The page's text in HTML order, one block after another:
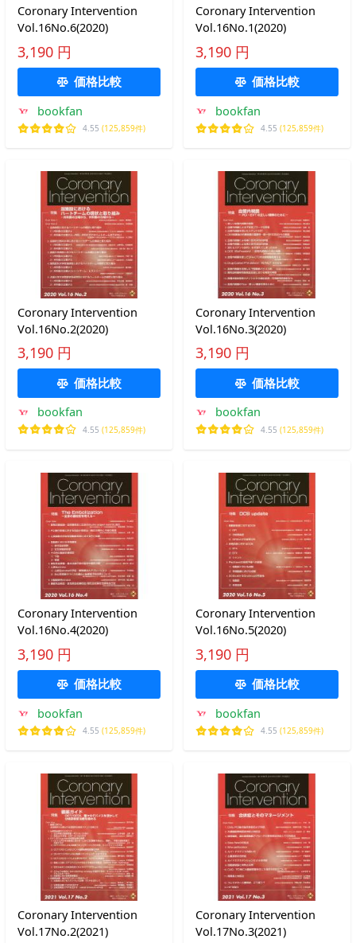
Coronary Intervention
Vol.16No.6(2020)
3,190 円
価格比較
bookfan
4.55 (125,859件)
Coronary Intervention
Vol.16No.1(2020)
3,190 円
価格比較
bookfan
4.55 (125,859件)
Coronary Intervention
Vol.16No.2(2020)
3,190 円
価格比較
bookfan
4.55 (125,859件)
Coronary Intervention
Vol.16No.3(2020)
3,190 円
価格比較
bookfan
4.55 (125,859件)
Coronary Intervention
Vol.16No.4(2020)
3,190 円
価格比較
bookfan
4.55 (125,859件)
Coronary Intervention
Vol.16No.5(2020)
3,190 円
価格比較
bookfan
4.55 (125,859件)
Coronary Intervention
Vol.17No.2(2021)
Coronary Intervention
Vol.17No.3(2021)